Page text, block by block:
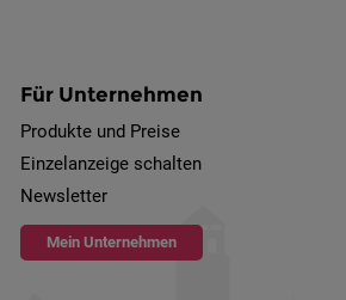
Für Unternehmen
Produkte und Preise
Einzelanzeige schalten
Newsletter
Mein Unternehmen